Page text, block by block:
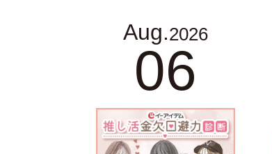
Aug.2026
06